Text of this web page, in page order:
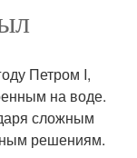
Петром I,
на воде.
сложным
решениям.